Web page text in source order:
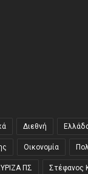
Διεθνή
Οικονομία
ΠΣ Στέφανος